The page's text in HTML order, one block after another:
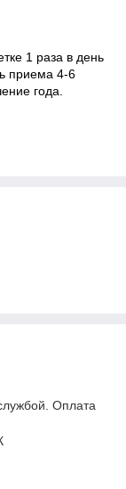
1 раза в день
приема 4-6
года.
Оплата